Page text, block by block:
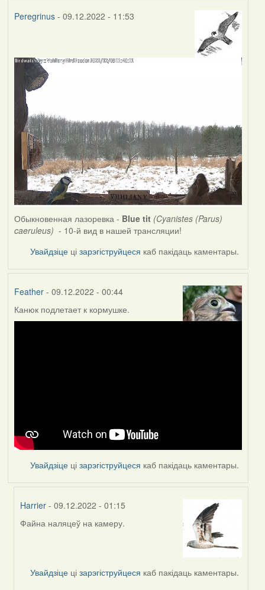
Peregrinus- 09.12.2022 - 11:53
Обыкновенная лазоревка - Blue tit (Cyanistes (Parus)
caeruleus) - 10-й вид в нашей трансляции!
Увайдзіце цізарэгіструйцеся каб пакідаць каментары.
Feather- 09.12.2022 - 00:44
Канюк подлетает к кормушке.
Увайдзіце цізарэгіструйцеся каб пакідаць каментары.
Harrier - 09.12.2022 - 01:15
In
Feather
Файна наляцеў на камеру.
Увайдзіце цізарэгіструйцеся каб пакідаць каментары.